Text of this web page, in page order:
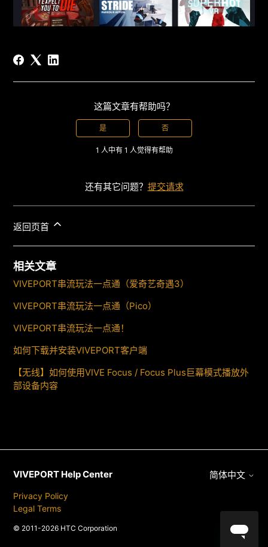
这篇文章有帮助吗？
是 否
1 人中有 1 人觉得有帮助
还有其它问题？ 提交请求
返回页首
相关文章
VIVEPORT串流玩法一点通（爱奇艺奇遇3）
VIVEPORT串流玩法一点通（Pico）
VIVEPORT串流玩法一点通！
如何下载并安装VIVEPORT客户端
【无线】如何使用VIVE Focus / Focus Plus巨幕模式播放外
部设备内容
VIVEPORT Help Center
Privacy Policy
Legal Terms
© 2011-2026 HTC Corporation
简体中文